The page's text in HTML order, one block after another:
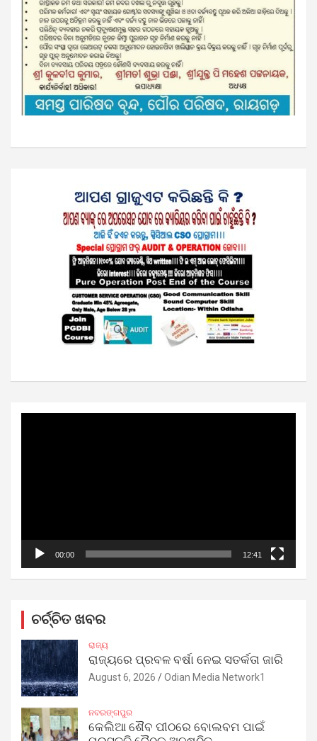
00:00 12:41
ଚର୍ଚ୍ଚିତ ଖବର
ରାଜ୍ୟ
ରାଜ୍ୟରେ ପ୍ରବଳ ବର୍ଷା ନେଇ ସତର୍କତା ଜାରି
August 6, 2026 Odian Media Network1
ନବରଙ୍ଗପୁର
କେଲିଆ ଶୈବ ପୀଠରେ ବୋଲବମ ପାଇଁ